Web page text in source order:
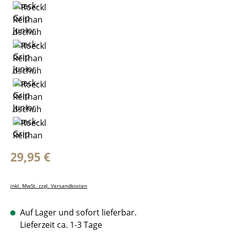
Regulärer Preis:
29,95 €
inkl. MwSt. zzgl. Versandkosten
Auf Lager und sofort lieferbar.
Lieferzeit ca. 1-3 Tage